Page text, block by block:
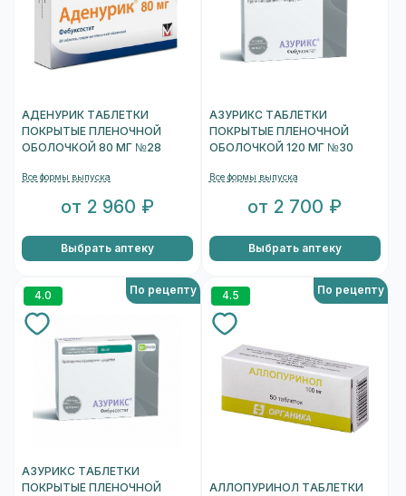
АДЕНУРИК ТАБЛЕТКИ
ПОКРЫТЫЕ ПЛЕНОЧНОЙ
ОБОЛОЧКОЙ 80 МГ №28
Все формы выпуска
от 2 960 ₽
Выбрать аптеку
АЗУРИКС ТАБЛЕТКИ
ПОКРЫТЫЕ ПЛЕНОЧНОЙ
ОБОЛОЧКОЙ 120 МГ №30
Все формы выпуска
от 2 700 ₽
Выбрать аптеку
4.0 По рецепту
АЗУРИКС ТАБЛЕТКИ
ПОКРЫТЫЕ ПЛЕНОЧНОЙ
4.5 По рецепту
АЛЛОПУРИНОЛ ТАБЛЕТКИ